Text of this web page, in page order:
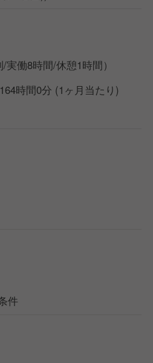
働8時間/休憩1時間）
時間0分 (1ヶ月当たり)
件